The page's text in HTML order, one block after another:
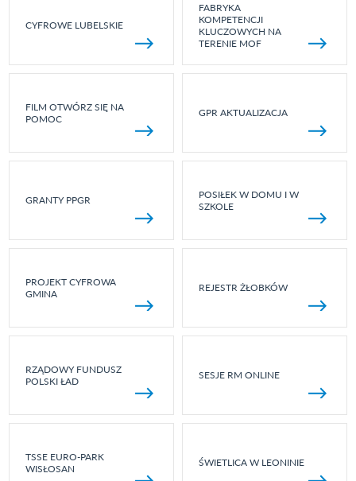
CYFROWE LUBELSKIE
FABRYKA
KOMPETENCJI
KLUCZOWYCH NA
TERENIE MOF
FILM OTWÓRZ SIĘ NA
POMOC
GPR AKTUALIZACJA
GRANTY PPGR
POSIŁEK W DOMU I W
SZKOLE
PROJEKT CYFROWA
GMINA
REJESTR ŻŁOBKÓW
RZĄDOWY FUNDUSZ
POLSKI ŁAD
SESJE RM ONLINE
TSSE EURO-PARK
WISŁOSAN
ŚWIETLICA W LEONINIE